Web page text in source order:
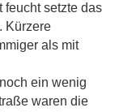
feucht setzte das
Kürzere
als mit
ein wenig
waren die